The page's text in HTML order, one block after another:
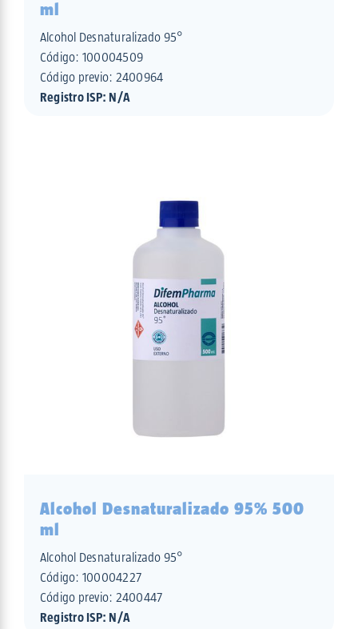
ml
Alcohol Desnaturalizado 95°
Código: 100004509
Código previo: 2400964
Registro ISP: N/A
Alcohol Desnaturalizado 95% 500
ml
Alcohol Desnaturalizado 95°
Código: 100004227
Código previo: 2400447
Registro ISP: N/A